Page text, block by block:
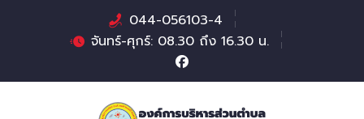
044-056103-4
จันทร์-ศุกร์: 08.30 ถึง 16.30 น.